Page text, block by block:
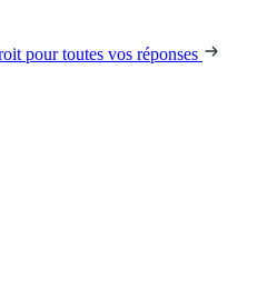
pour toutes vos réponses